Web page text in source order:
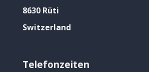
8630 Rüti
Switzerland
Telefonzeiten